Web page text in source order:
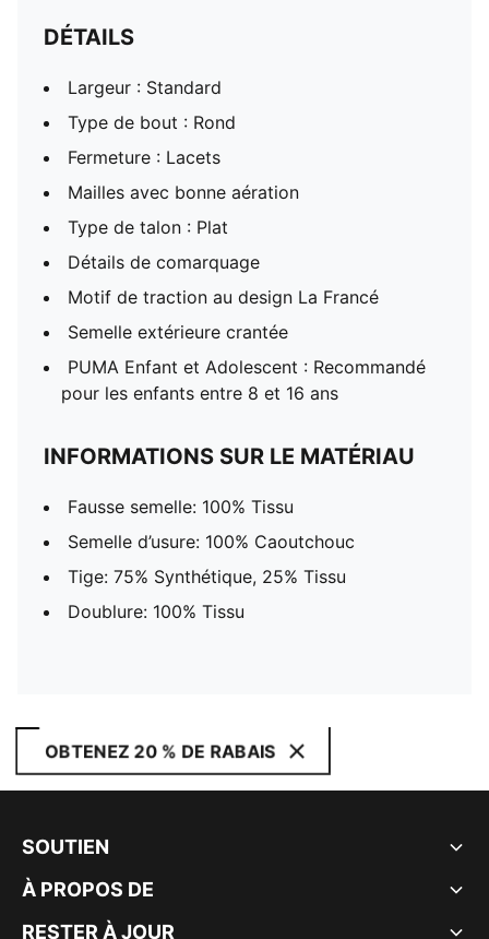
DÉTAILS
Largeur : Standard
Type de bout : Rond
Fermeture : Lacets
Mailles avec bonne aération
Type de talon : Plat
Détails de comarquage
Motif de traction au design La Francé
Semelle extérieure crantée
PUMA Enfant et Adolescent : Recommandé
pour les enfants entre 8 et 16 ans
INFORMATIONS SUR LE MATÉRIAU
Fausse semelle: 100% Tissu
Semelle d’usure: 100% Caoutchouc
Tige: 75% Synthétique, 25% Tissu
Doublure: 100% Tissu
OBTENEZ 20 % DE RABAIS
SOUTIEN
À PROPOS DE
RESTER À JOUR